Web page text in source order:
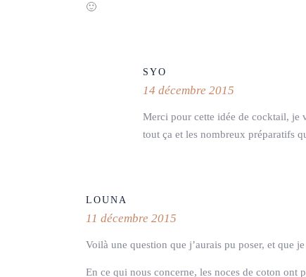
🙂
SYO
14 décembre 2015
Merci pour cette idée de cocktail, je
tout ça et les nombreux préparatifs
LOUNA
11 décembre 2015
Voilà une question que j’aurais pu poser, et que
En ce qui nous concerne, les noces de coton ont